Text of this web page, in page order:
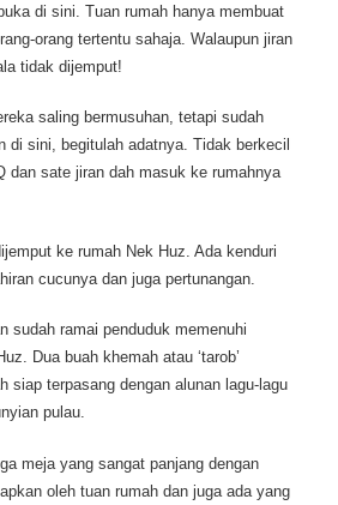
di sini. Tuan rumah hanya membuat
orang tertentu sahaja. Walaupun jiran
tidak dijemput!
saling bermusuhan, tetapi sudah
di sini, begitulah adatnya. Tidak berkecil
dan sate jiran dah masuk ke rumahnya
ke rumah Nek Huz. Ada kenduri
cucunya dan juga pertunangan.
sudah ramai penduduk memenuhi
Dua buah khemah atau ‘tarob’
siap terpasang dengan alunan lagu-lagu
pulau.
meja yang sangat panjang dengan
oleh tuan rumah dan juga ada yang